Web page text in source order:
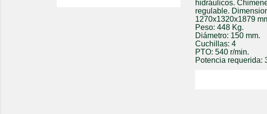
hidráulicos.
regulable.
1270x1320x1879
Peso: 448 Kg.
Diámetro: 150 mm.
Cuchillas: 4
PTO: 540 r/min.
Potencia requerida: